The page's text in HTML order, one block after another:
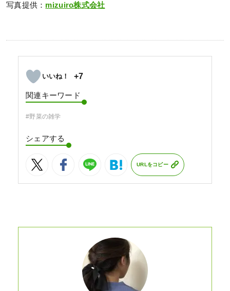
写真提供： mizuiro株式会社
+7
関連キーワード
#野菜の雑学
シェアする
URLをコピー